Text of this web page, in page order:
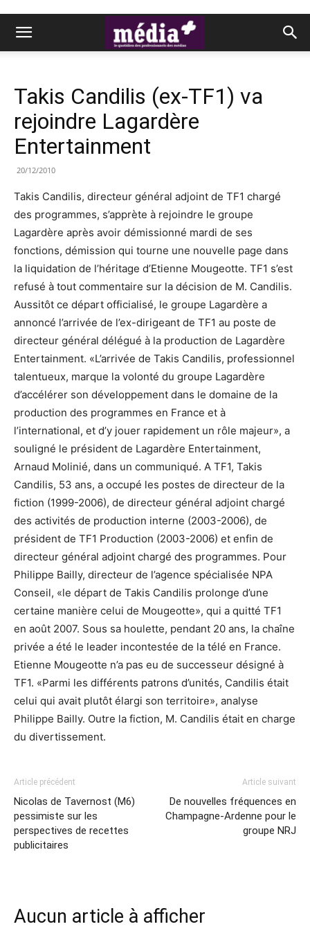
Takis Candilis (ex-TF1) va
rejoindre Lagardère
Entertainment
20/12/2010
Takis Candilis, directeur général adjoint de TF1 chargé
des programmes, s’apprète à rejoindre le groupe
Lagardère après avoir démissionné mardi de ses
fonctions, démission qui tourne une nouvelle page dans
la liquidation de l’héritage d’Etienne Mougeotte. TF1 s’est
refusé à tout commentaire sur la décision de M. Candilis.
Aussitôt ce départ officialisé, le groupe Lagardère a
annoncé l’arrivée de l’ex-dirigeant de TF1 au poste de
directeur général délégué à la production de Lagardère
Entertainment. «L’arrivée de Takis Candilis, professionnel
talentueux, marque la volonté du groupe Lagardère
d’accélérer son développement dans le domaine de la
production des programmes en France et à
l’international, et d’y jouer rapidement un rôle majeur», a
souligné le président de Lagardère Entertainment,
Arnaud Molinié, dans un communiqué. A TF1, Takis
Candilis, 53 ans, a occupé les postes de directeur de la
fiction (1999-2006), de directeur général adjoint chargé
des activités de production interne (2003-2006), de
président de TF1 Production (2003-2006) et enfin de
directeur général adjoint chargé des programmes. Pour
Philippe Bailly, directeur de l’agence spécialisée NPA
Conseil, «le départ de Takis Candilis prolonge d’une
certaine manière celui de Mougeotte», qui a quitté TF1
en août 2007. Sous sa houlette, pendant 20 ans, la chaîne
privée a été le leader incontestée de la télé en France.
Etienne Mougeotte n’a pas eu de successeur désigné à
TF1. «Parmi les différents patrons d’unités, Candilis était
celui qui avait plutôt élargi son territoire», analyse
Philippe Bailly. Outre la fiction, M. Candilis était en charge
du divertissement.
Article précédent
Nicolas de Tavernost (M6)
pessimiste sur les
perspectives de recettes
publicitaires
Article suivant
De nouvelles fréquences en
Champagne-Ardenne pour le
groupe NRJ
Aucun article à afficher